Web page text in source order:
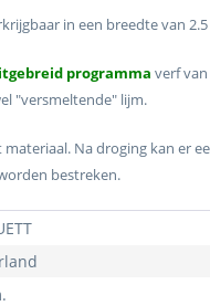
in een breedte van
programma verf
"versmeltende" lijm.
Na droging kan er
bestreken.